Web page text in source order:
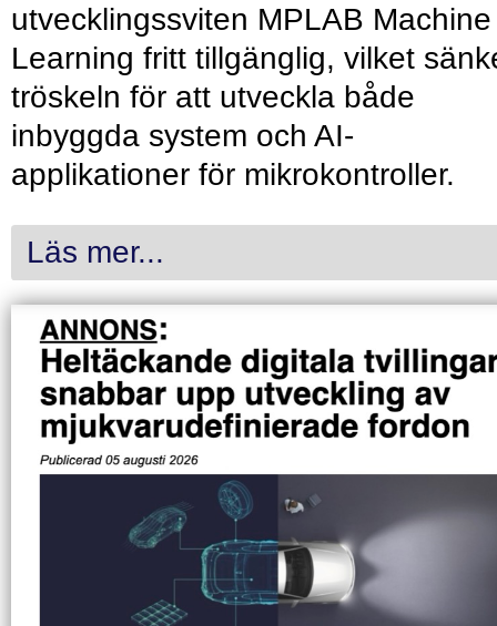
utvecklingssviten MPLAB Machine
Learning fritt tillgänglig, vilket
tröskeln för att utveckla både
inbyggda system och AI-
applikationer för mikrokontroller.
Läs mer...